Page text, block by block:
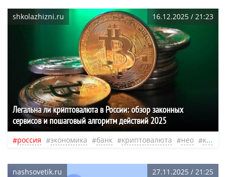
shkolazhizni.ru 16.12.2025 / 21:23
Легальна ли криптовалюта в России: обзор законных
сервисов и пошаговый алгоритм действий 2025
россия экономика банк криптовалюта нео курс
nashsovetik.ru 27.11.2025 / 21:25